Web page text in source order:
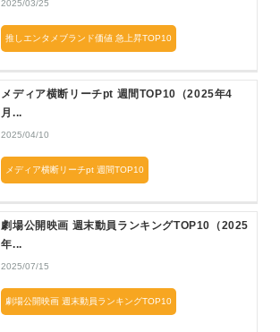
2025/03/25
推しエンタメブランド価値 急上昇TOP10
メディア横断リーチpt 週間TOP10（2025年4
月...
2025/04/10
メディア横断リーチpt 週間TOP10
劇場公開映画 週末動員ランキングTOP10（2025
年...
2025/07/15
劇場公開映画 週末動員ランキングTOP10